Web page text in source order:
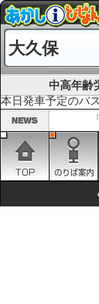
大久保
中高年齢
本日発車予定のバ